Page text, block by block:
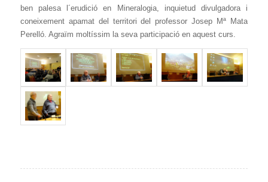
ben palesa l´erudició en Mineralogia, inquietud divulgadora i
coneixement apamat del territori del professor Josep Mª Mata
Perelló. Agraïm moltíssim la seva participació en aquest curs.